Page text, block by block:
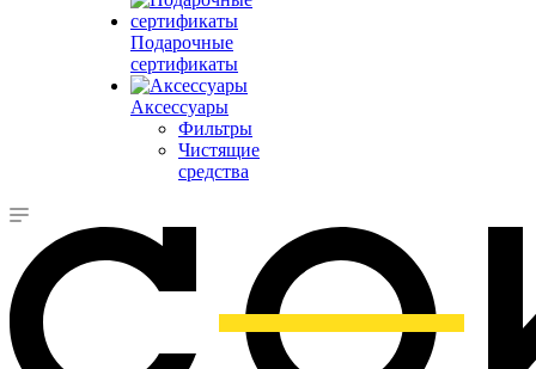
Подарочные
сертификаты
Аксессуары
Фильтры
Чистящие
средства